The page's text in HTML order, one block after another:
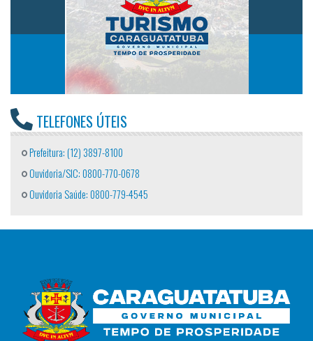
TELEFONES ÚTEIS
Prefeitura: (12) 3897-8100
Ouvidoria/SIC: 0800-770-0678
Ouvidoria Saúde: 0800-779-4545